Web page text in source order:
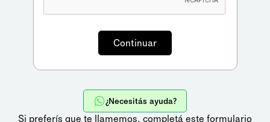
¿Necesitás ayuda?
Si preferís que te llamemos, completá este formulario